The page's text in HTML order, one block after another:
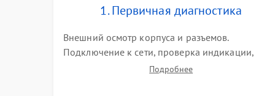
1. Первичная диагностика
Внешний осмотр корпуса и разъемов.
Подключение к сети, проверка индикации,
звуковых сигналов и кодов ошибок. Измерение
Подробнее